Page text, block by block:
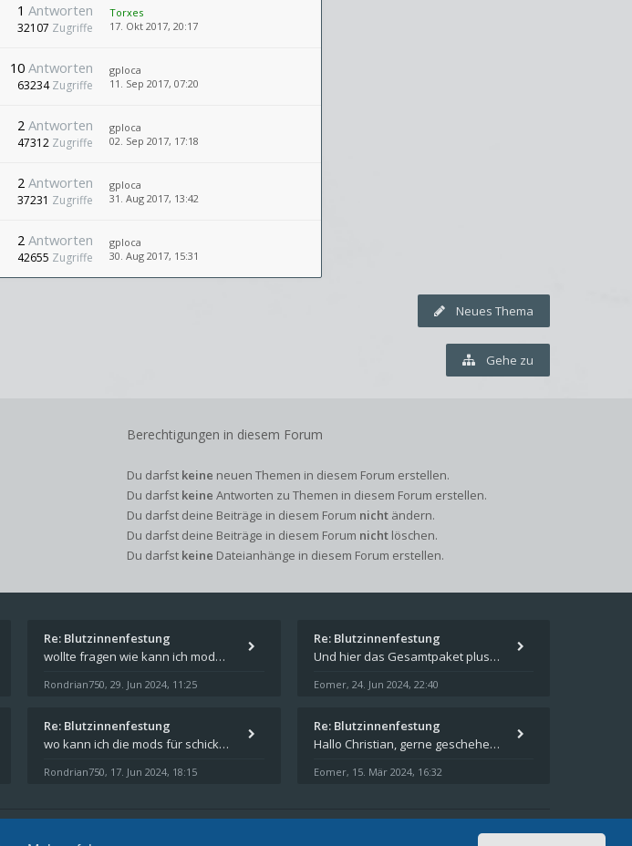
1 Antworten
32107 Zugriffe
Torxes
17. Okt 2017, 20:17
10 Antworten
63234Zugriffe
gploca
11. Sep 2017, 07:20
2 Antworten
47312 Zugriffe
gploca
02. Sep 2017, 17:18
2 Antworten
37231 Zugriffe
gploca
31. Aug 2017, 13:42
2 Antworten
42655 Zugriffe
gploca
30. Aug 2017, 15:31
Neues Thema
Gehe zu
Berechtigungen in diesem Forum
Du darfst keine neuen Themen in diesem Forum erstellen.
Du darfst keine Antworten zu Themen in diesem Forum erstellen.
Du darfst deine Beiträge in diesem Forum nicht ändern.
Du darfst deine Beiträge in diesem Forum nicht löschen.
Du darfst keine Dateianhänge in diesem Forum erstellen.
Re: Blutzinnenfestung
wollte fragen wie kann ich mods für das spiel schicksalsklinge in das spieleverzeichnis kopieren und in welches
Rondrian750, 29. Jun 2024, 11:25
Re: Blutzinnenfestung
Und hier das Gesamtpaket plus Übersicht als Excel-Tabelle: https://forum.schicksalsklinge.com/viewtopic.php?f=239&t=156
Eomer, 24. Jun 2024, 22:40
Re: Blutzinnenfestung
wo kann ich die mods für schicksalsklinge dsa downloaden
Rondrian750, 17. Jun 2024, 18:15
Re: Blutzinnenfestung
Hallo Christian, gerne geschehen! Ich freue mich, dass ich Dir weiterhelfen konnte - und das Forum weiter "lebt". Denn
Eomer, 15. Mär 2024, 16:32
Alle Zeiten sind